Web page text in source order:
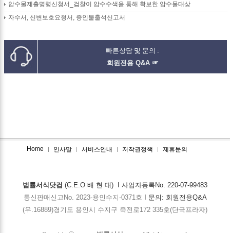
압수물제출명령신청서_검찰이 압수수색을 통해 확보한 압수물대상
자수서, 신변보호요청서, 증인불출석신고서
빠른상담 및 문의 :
회원전용 Q&A ☞
Home 인사말 서비스안내 저작권정책 제휴문의
법률서식닷컴 (C.E.O 배 현 대) I 사업자등록No. 220-07-99483
통신판매신고No. 2023-용인수지-0371호
I 문의: 회원전용Q&A
(우.16889)경기도 용인시 수지구 죽전로172 335호(단국프라자)